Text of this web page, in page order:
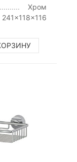
Хром
241x118x116